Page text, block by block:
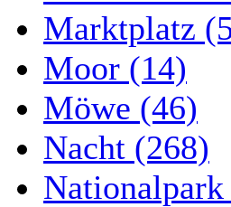
Marktplatz
Moor (14)
Möwe (46)
Nacht (268)